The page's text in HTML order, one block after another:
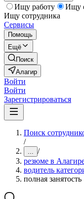
Ищу работу
Ищу
Ищу сотрудника
Сервисы
Помощь
Ещё
Поиск
Алагир
Войти
Войти
Зарегистрироваться
Поиск
/
... /
резюме в
водитель
полная занятость